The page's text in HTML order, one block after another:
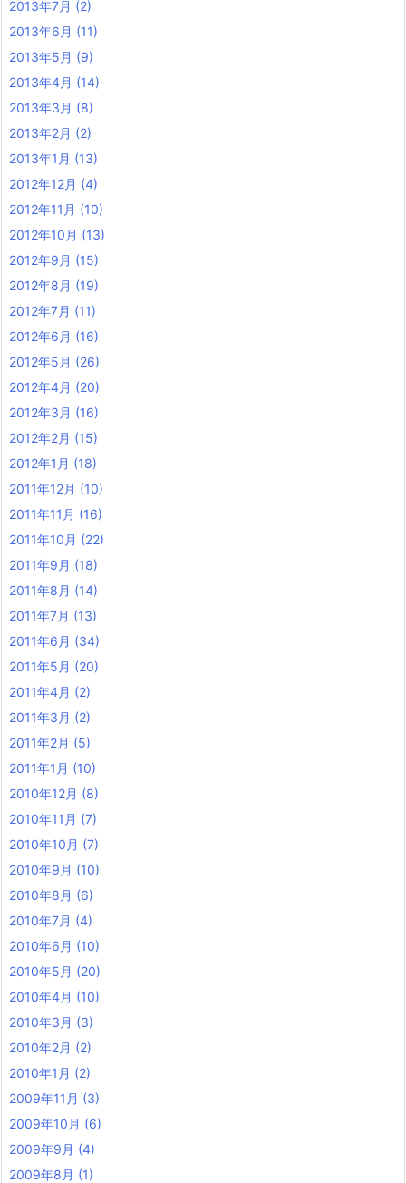
2013年7月 (2)
2013年6月 (11)
2013年5月 (9)
2013年4月 (14)
2013年3月 (8)
2013年2月 (2)
2013年1月 (13)
2012年12月 (4)
2012年11月 (10)
2012年10月 (13)
2012年9月 (15)
2012年8月 (19)
2012年7月 (11)
2012年6月 (16)
2012年5月 (26)
2012年4月 (20)
2012年3月 (16)
2012年2月 (15)
2012年1月 (18)
2011年12月 (10)
2011年11月 (16)
2011年10月 (22)
2011年9月 (18)
2011年8月 (14)
2011年7月 (13)
2011年6月 (34)
2011年5月 (20)
2011年4月 (2)
2011年3月 (2)
2011年2月 (5)
2011年1月 (10)
2010年12月 (8)
2010年11月 (7)
2010年10月 (7)
2010年9月 (10)
2010年8月 (6)
2010年7月 (4)
2010年6月 (10)
2010年5月 (20)
2010年4月 (10)
2010年3月 (3)
2010年2月 (2)
2010年1月 (2)
2009年11月 (3)
2009年10月 (6)
2009年9月 (4)
2009年8月 (1)